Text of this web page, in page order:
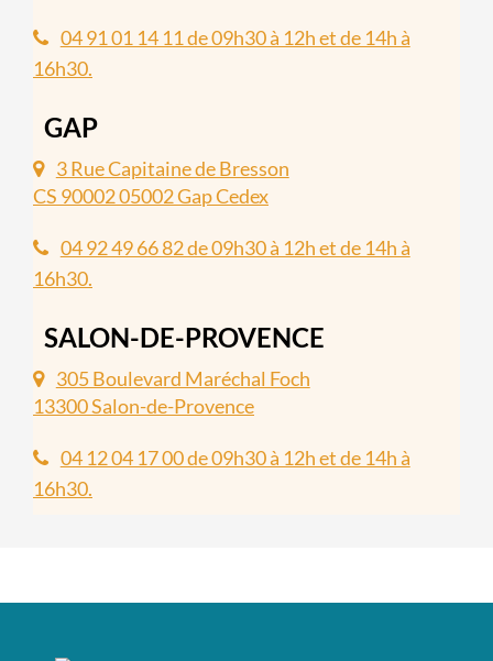
04 91 01 14 11 de 09h30 à 12h et de 14h à
16h30.
GAP
3 Rue Capitaine de Bresson
CS 90002 05002 Gap Cedex
04 92 49 66 82 de 09h30 à 12h et de 14h à
16h30.
SALON-DE-PROVENCE
305 Boulevard Maréchal Foch
13300 Salon-de-Provence
04 12 04 17 00 de 09h30 à 12h et de 14h à
16h30.